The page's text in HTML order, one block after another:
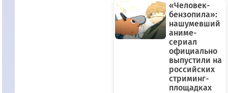
«Человек-
бензопила»:
нашумевший
аниме-
сериал
официально
выпустили на
российских
стриминг-
площадках